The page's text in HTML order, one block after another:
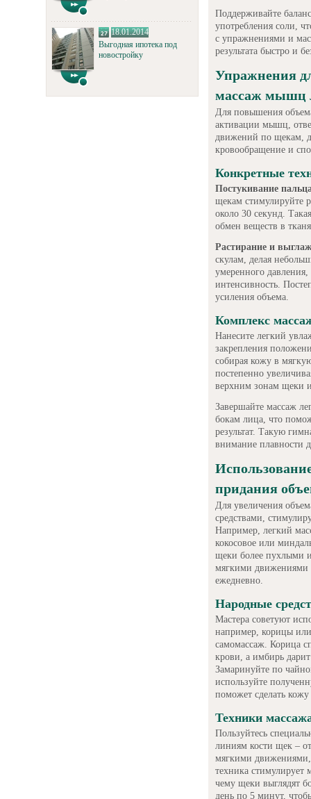
18.01.2014
Выгодная ипотека под
новостройку
Поддерживайте
употребления соли,
с упражнениями и
результата быстро и
Упражнения
массаж мышц
Для повышения
активации мышц,
движений по щекам,
кровообращение и
Конкретные
Постукивание
щекам стимулируйте
около 30 секунд.
обмен веществ в
Растирание и
скулам, делая
умеренного
интенсивность.
усиления объема.
Комплекс
Нанесите легкий
закрепления
собирая кожу в
постепенно
верхним зонам щеки и
Завершайте массаж
бокам лица, что
результат. Такую
внимание плавности
придания
Для увеличения
средствами,
Например, легкий
кокосовое или
щеки более пухлыми
мягкими движениями
ежедневно.
Народные
Мастера советуют
например, корицы
самомассаж. Корица
крови, а имбирь
Замаринуйте по
используйте
поможет сделать
Техники
Пользуйтесь
линиям кости щек –
мягкими движениями,
техника
чему щеки выглядят
день по 5 минут,